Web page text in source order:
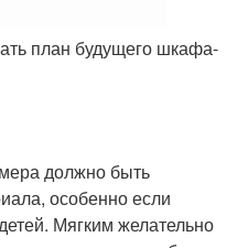
план будущего шкафа-
должно быть
особенно если
Мягким желательно